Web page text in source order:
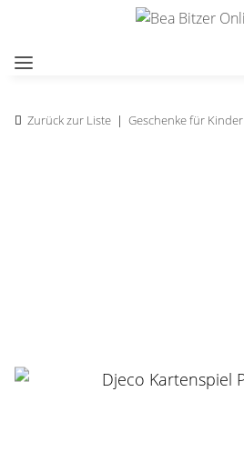
Zurück zur Liste Geschenke für Kinder